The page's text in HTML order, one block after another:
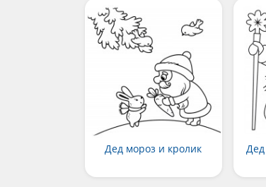
Дед мороз и кролик